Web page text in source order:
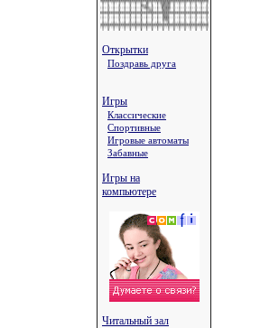
Открытки
Поздравь друга
Игры
Классические
Спортивные
Игровые автоматы
Забавные
Игры на
компьютере
Читальный зал